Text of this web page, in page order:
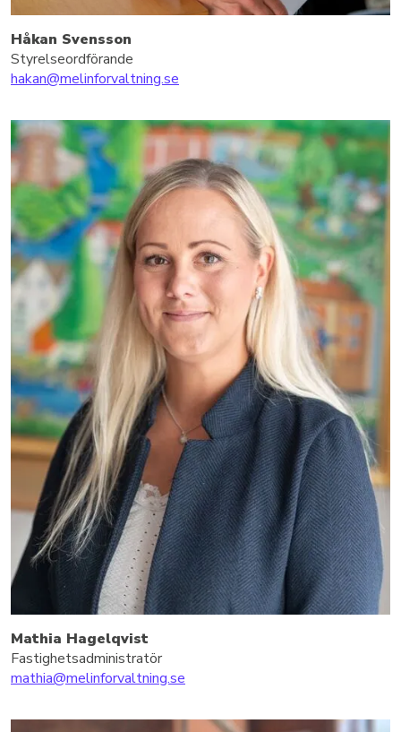
Håkan Svensson
Styrelseordförande
hakan@melinforvaltning.se
Mathia Hagelqvist
Fastighetsadministratör
mathia@melinforvaltning.se